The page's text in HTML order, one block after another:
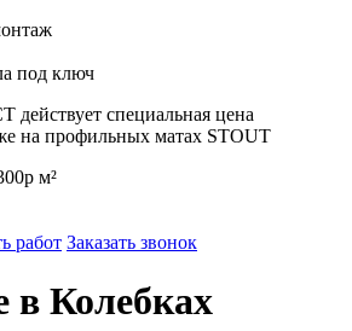
под ключ
действует специальная цена
на профильных матах STOUT
м²
работ Заказать звонок
в Колебках